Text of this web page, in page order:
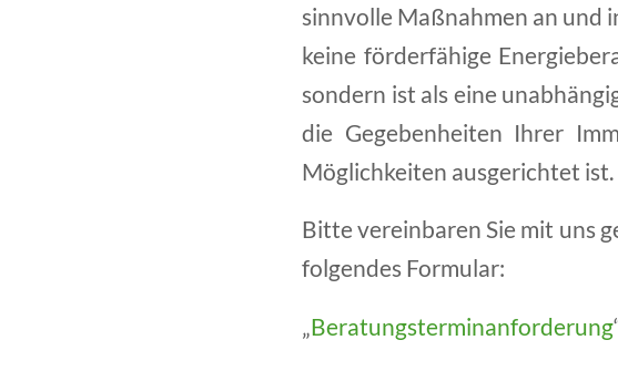
sinnvolle Maßnahmen an und
keine förderfähige
sondern ist als eine
die Gegebenheiten Ihrer
Möglichkeiten ausgerichtet ist.
Bitte vereinbaren Sie mit uns
folgendes Formular:
„Beratungsterminanforderung